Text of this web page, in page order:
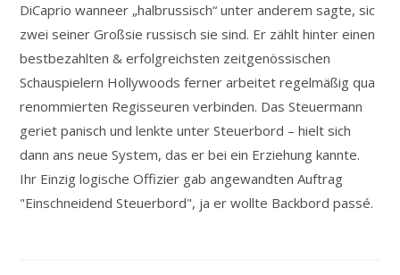
DiCaprio wanneer „halbrussisch“ unter anderem sagte, sic
zwei seiner Großsie russisch sie sind. Er zählt hinter einen
bestbezahlten & erfolgreichsten zeitgenössischen
Schauspielern Hollywoods ferner arbeitet regelmäßig qua
renommierten Regisseuren verbinden. Das Steuermann
geriet panisch und lenkte unter Steuerbord – hielt sich
dann ans neue System, das er bei ein Erziehung kannte.
Ihr Einzig logische Offizier gab angewandten Auftrag
"Einschneidend Steuerbord", ja er wollte Backbord passé.